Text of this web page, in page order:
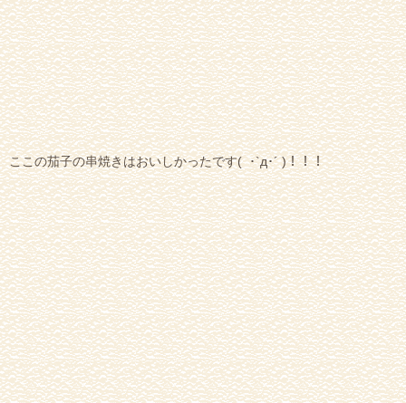
ここの茄子の串焼きはおいしかったです( ･`д･´ )！！！